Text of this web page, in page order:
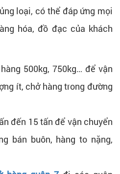
loại, có thể đáp ứng mọi
hóa, đồ đạc của khách
500kg, 750kg… để vận
ít, chở hàng trong đường
đến 15 tấn để vận chuyển
bán buôn, hàng to nặng,